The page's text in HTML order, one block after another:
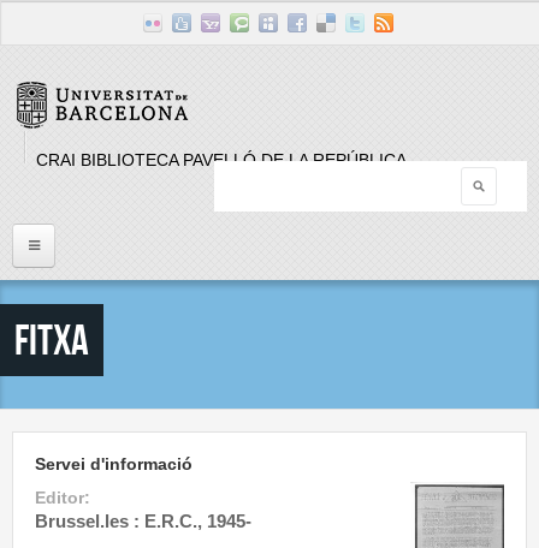
CRAI BIBLIOTECA PAVELLÓ DE LA REPÚBLICA
Inici
Llistat Publicacions periòdiques
Fitxa
Servei d'informació
Editor:
Brussel.les : E.R.C., 1945-